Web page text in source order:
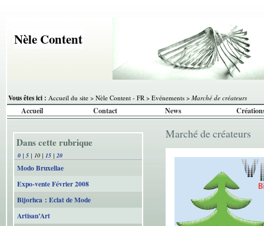
Nèle Content
Vous êtes ici : Accueil du site > Nèle Content - FR > Evénements > Marché de créateurs
Accueil Contact News
Dans cette rubrique
0 | 5 | 10 | 15 | 20
Modo Bruxellae
Expo-vente Février 2008
Bijorhca : Eclat de Mode
Artisan’Art
Marché de créateurs